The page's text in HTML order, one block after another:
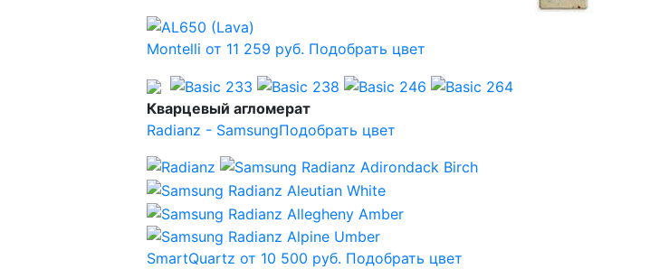
Montelli от 11 259 руб. Подобрать цвет
Кварцевый агломерат
Radianz - SamsungПодобрать цвет
SmartQuartz от 10 500 руб. Подобрать цвет